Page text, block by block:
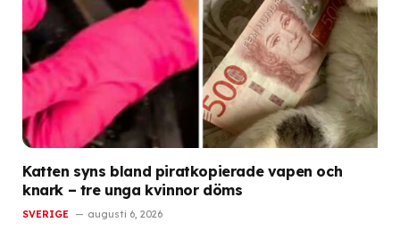
Katten syns bland piratkopierade vapen och
knark – tre unga kvinnor döms
SVERIGE augusti 6, 2026